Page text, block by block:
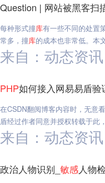
Question | 网站被黑客扫
每种形式撞库有一些不同的处置
常多，撞库的成本也非常低。本
来自：动态资讯
PHP如何接入网易易盾
在CSDN翻阅博客内容时，无意
盾经过作者同意并授权转载于此
来自：动态资讯
政治人物识别_ 敏感人物